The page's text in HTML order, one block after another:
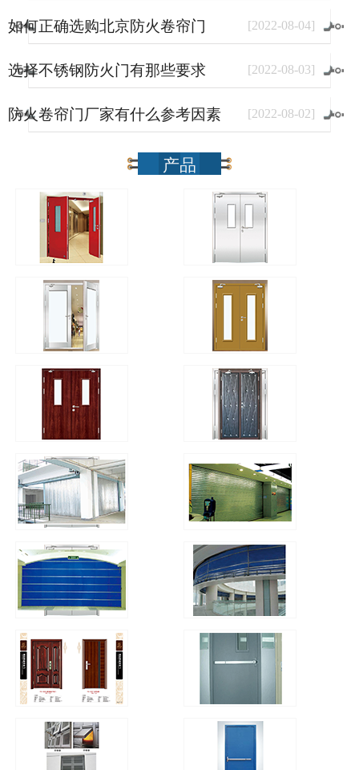
如何正确选购北京防火卷帘门 [2022-08-04]
选择不锈钢防火门有那些要求 [2022-08-03]
防火卷帘门厂家有什么参考因素 [2022-08-02]
产品